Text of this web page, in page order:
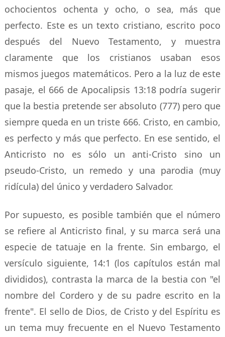
ochocientos ochenta y ocho, o sea, más que
perfecto. Este es un texto cristiano, escrito poco
después del Nuevo Testamento, y muestra
claramente que los cristianos usaban esos
mismos juegos matemáticos. Pero a la luz de este
pasaje, el 666 de Apocalipsis 13:18 podría sugerir
que la bestia pretende ser absoluto (777) pero que
siempre queda en un triste 666. Cristo, en cambio,
es perfecto y más que perfecto. En ese sentido, el
Anticristo no es sólo un anti-Cristo sino un
pseudo-Cristo, un remedo y una parodia (muy
ridícula) del único y verdadero Salvador.
Por supuesto, es posible también que el número
se refiere al Anticristo final, y su marca será una
especie de tatuaje en la frente. Sin embargo, el
versículo siguiente, 14:1 (los capítulos están mal
divididos), contrasta la marca de la bestia con "el
nombre del Cordero y de su padre escrito en la
frente". El sello de Dios, de Cristo y del Espíritu es
un tema muy frecuente en el Nuevo Testamento